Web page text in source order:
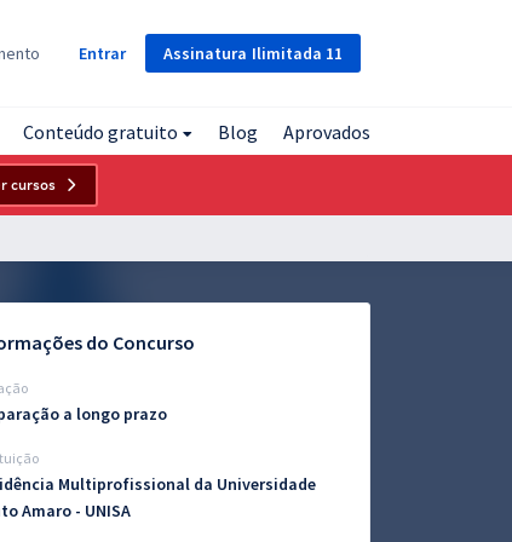
Assinatura Ilimitada 11
Entrar
Conteúdo gratuito Blog Aprovados
cursos
do Concurso
a longo prazo
Multiprofissional da Universidade
Amaro - UNISA